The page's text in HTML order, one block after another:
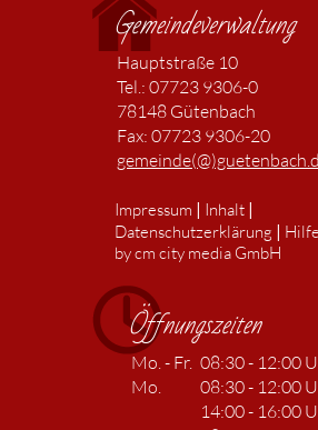
Gemeindeverwaltung
Hauptstraße 10
Tel.: 07723 9306-0
78148 Gütenbach
Fax: 07723 9306-20
Impressum | Inhalt|
Datenschutzerklärung | Hilfe
by cm city media GmbH
Öffnungszeiten
Mo. - Fr. 08:30 - 12:00
Mo.
08:30 - 12:00
14:00 - 16:00